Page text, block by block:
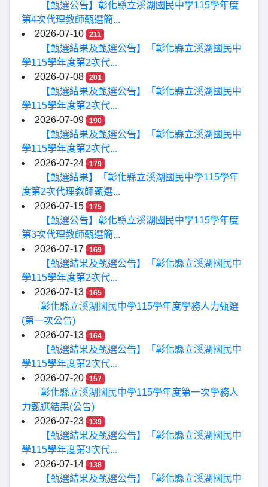
【甄選公告】彰化縣立溪湖國民中學115學年度
第4次代理教師甄選簡...
2026-07-10
211
【甄選結果及甄選公告】「彰化縣立溪湖國民中
學115學年度第2次代...
2026-07-08
201
【甄選結果及甄選公告】「彰化縣立溪湖國民中
學115學年度第2次代...
2026-07-09
190
【甄選結果及甄選公告】「彰化縣立溪湖國民中
學115學年度第2次代...
2026-07-24
179
【甄選結果】「彰化縣立溪湖國民中學115學年
度第2次代理教師甄選...
2026-07-15
175
【甄選公告】彰化縣立溪湖國民中學115學年度
第3次代理教師甄選簡...
2026-07-17
169
【甄選結果及甄選公告】「彰化縣立溪湖國民中
學115學年度第2次代...
2026-07-13
165
彰化縣立溪湖國民中學115學年度學務人力甄選
(第一次公告)
2026-07-13
164
【甄選結果及甄選公告】「彰化縣立溪湖國民中
學115學年度第2次代...
2026-07-20
157
彰化縣立溪湖國民中學115學年度第一次學務人
力甄選結果(公告)
2026-07-23
139
【甄選結果及甄選公告】「彰化縣立溪湖國民中
學115學年度第3次代...
2026-07-14
138
【甄選結果及甄選公告】「彰化縣立溪湖國民中